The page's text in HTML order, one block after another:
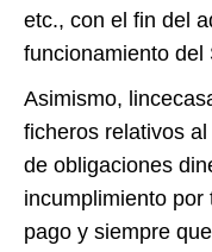
etc., con el fin del
funcionamiento del
Asimismo,
ficheros relativos
de obligaciones
incumplimiento
pago y siempre